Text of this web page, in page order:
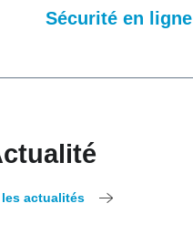
Sécurité en ligne
actualités